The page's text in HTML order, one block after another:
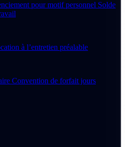
pour motif personnel Solde
à l’entretien préalable
Convention de forfait jours